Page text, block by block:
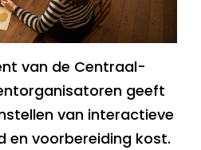
van de Centraal-
geeft
van interactieve
en voorbereiding kost.